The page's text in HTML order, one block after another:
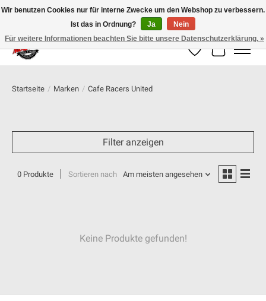
100% schweizer Onlineshop für Dein Motorrad
Wunschzettel
Ihr
Startseite / Marken / Cafe Racers United
Filter anzeigen
0 Produkte Sortieren nach Am meisten angesehen
Keine Produkte gefunden!
Wir benutzen Cookies nur für interne Zwecke um den Webshop zu verbessern.
Ist das in Ordnung?
Ja
Nein
Für weitere Informationen beachten Sie bitte unsere Datenschutzerklärung. »